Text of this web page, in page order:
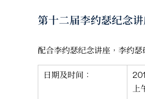
第十二届李约瑟纪念
配合李约瑟纪念讲座，李约
日期及时间：